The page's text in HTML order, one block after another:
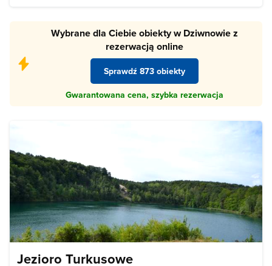
Wybrane dla Ciebie obiekty w Dziwnowie z
rezerwacją online
Sprawdź 873 obiekty
Gwarantowana cena, szybka rezerwacja
Jezioro Turkusowe